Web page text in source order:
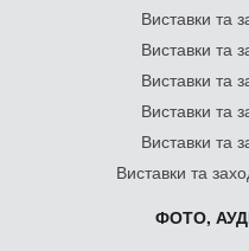
Виставки та
Виставки та
Виставки та
Виставки та
Виставки та
Виставки та
ФОТО,